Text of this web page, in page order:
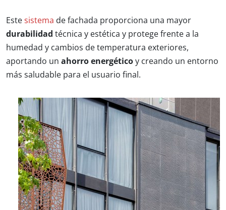
Este sistema de fachada proporciona una mayor
durabilidad técnica y estética y protege frente a la
humedad y cambios de temperatura exteriores,
aportando un ahorro energético y creando un entorno
más saludable para el usuario final.